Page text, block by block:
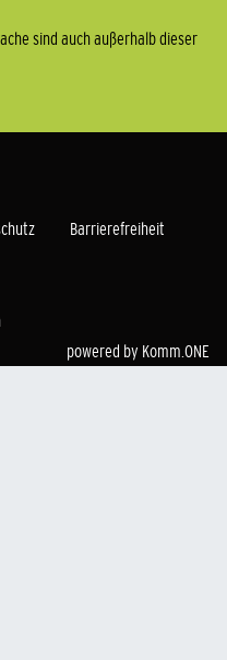
sind auch außerhalb dieser
Barrierefreiheit
powered by Komm.ONE